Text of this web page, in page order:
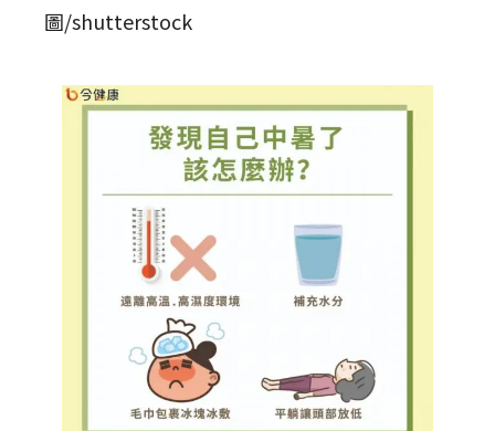
圖/shutterstock